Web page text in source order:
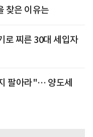
찾은 이유는
로 찌른 30대 세입자
팔아라"… 양도세